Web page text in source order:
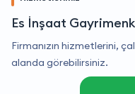
Es İnşaat
Firmanızın hizmetlerini,
alanda görebilirsiniz.